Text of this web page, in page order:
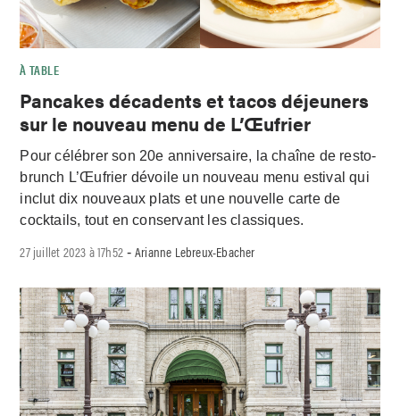
À TABLE
Pancakes décadents et tacos déjeuners
sur le nouveau menu de L’Œufrier
Pour célébrer son 20e anniversaire, la chaîne de resto-
brunch L’Œufrier dévoile un nouveau menu estival qui
inclut dix nouveaux plats et une nouvelle carte de
cocktails, tout en conservant les classiques.
27 juillet 2023 à 17h52 -Arianne Lebreux-Ebacher